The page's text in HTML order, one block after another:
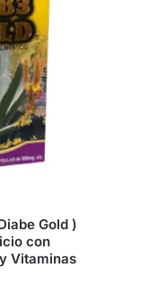
Gold )
con
Vitaminas